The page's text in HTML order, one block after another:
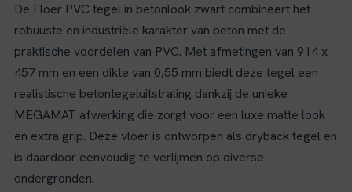
De Floer PVC tegel in betonlook zwart combineert het
robuuste en industriële karakter van beton met de
praktische voordelen van PVC. Met afmetingen van 914 x
457 mm en een dikte van 0,55 mm biedt deze tegel een
realistische betontegeluitstraling dankzij de unieke
MEGAMAT afwerking die zorgt voor een luxe matte look
en extra grip. Deze vloer is ontworpen als dryback tegel en
is daardoor eenvoudig te verlijmen op diverse
ondergronden.